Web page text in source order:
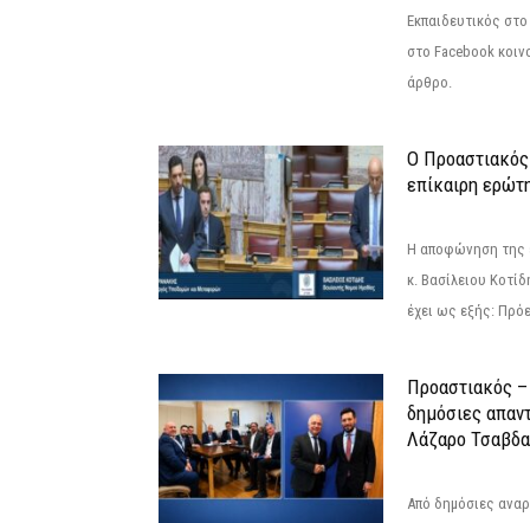
Εκπαιδευτικός
στο Facebook
άρθρο.
Ο
επίκαιρη
Η αποφώνηση της
κ. Βασίλειου
έχει ως εξής:
Προαστιακός
δημόσιες
Λάζαρο
Από δημόσιες